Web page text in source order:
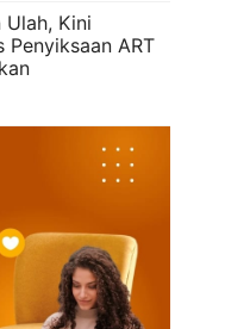
Ulah, Kini
Penyiksaan ART